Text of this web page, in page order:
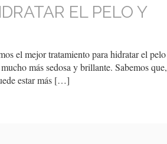
EL PELO Y
el mejor tratamiento para hidratar el pelo
más sedosa y brillante. Sabemos que,
estar más […]